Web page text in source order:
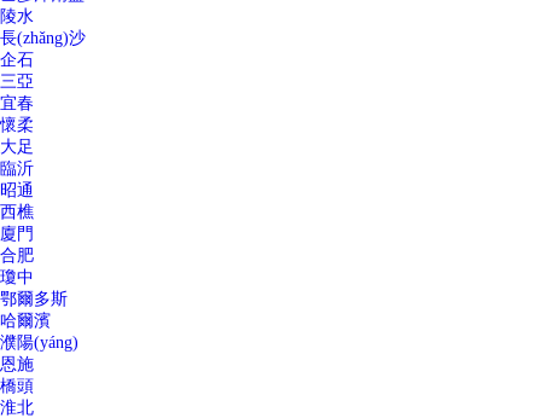
陵水
長(zhǎng)沙
企石
三亞
宜春
懷柔
大足
臨沂
昭通
西樵
廈門
合肥
瓊中
鄂爾多斯
哈爾濱
濮陽(yáng)
恩施
橋頭
淮北